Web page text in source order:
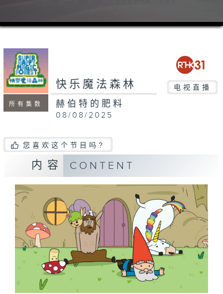
所有集数
快乐魔法森林 电视直播
赫伯特的肥料
08/08/2025
您喜欢这个节目吗?
内容 CONTENT